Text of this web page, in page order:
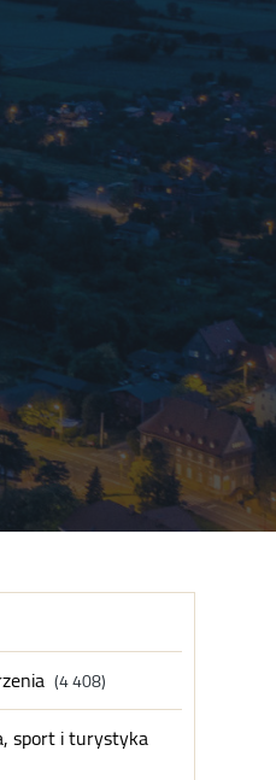
(4 408)
sport i turystyka